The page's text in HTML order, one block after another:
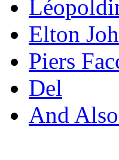
Elton
Piers
Del
And